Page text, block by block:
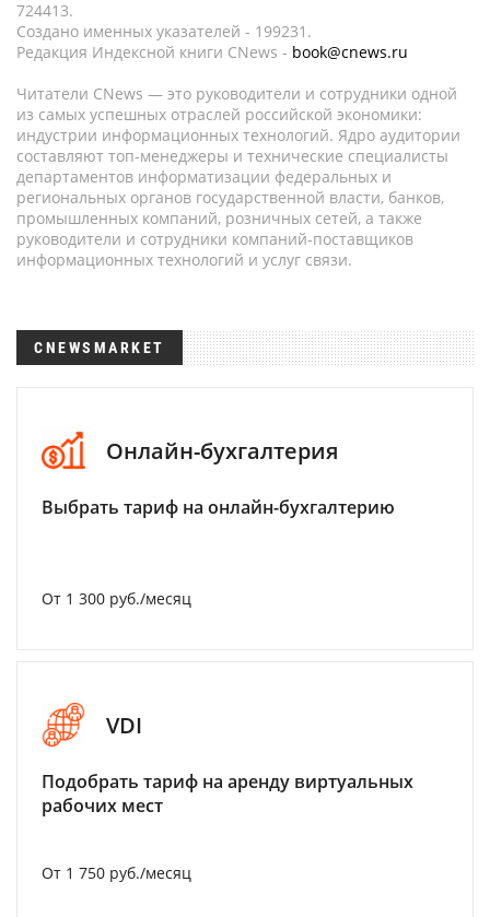
724413.
Создано именных указателей - 199231.
Редакция Индексной книги CNews - book@cnews.ru
Читатели CNews — это руководители и сотрудники одной
из самых успешных отраслей российской экономики:
индустрии информационных технологий. Ядро аудитории
составляют топ-менеджеры и технические специалисты
департаментов информатизации федеральных и
региональных органов государственной власти, банков,
промышленных компаний, розничных сетей, а также
руководители и сотрудники компаний-поставщиков
информационных технологий и услуг связи.
CNEWSMARKET
Онлайн-бухгалтерия
Выбрать тариф на онлайн-бухгалтерию
От 1 300 руб./месяц
VDI
Подобрать тариф на аренду виртуальных
рабочих мест
От 1 750 руб./месяц